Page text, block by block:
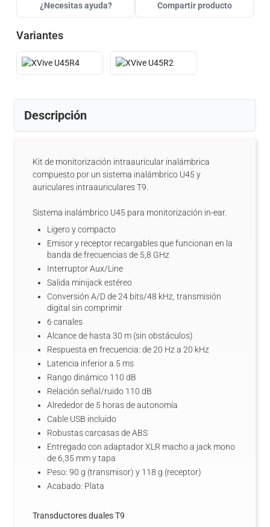
¿Necesitas ayuda? Compartir producto
Variantes
Descripción
Kit de monitorización intraauricular inalámbrica
compuesto por un sistema inalámbrico U45 y
auriculares intraauriculares T9.
Sistema inalámbrico U45 para monitorización in-ear.
Ligero y compacto
Emisor y receptor recargables que funcionan en la
banda de frecuencias de 5,8 GHz
Interruptor Aux/Line
Salida minijack estéreo
Conversión A/D de 24 bits/48 kHz, transmisión
digital sin comprimir
6 canales
Alcance de hasta 30 m (sin obstáculos)
Respuesta en frecuencia: de 20 Hz a 20 kHz
Latencia inferior a 5 ms
Rango dinámico 110 dB
Relación señal/ruido 110 dB
Alrededor de 5 horas de autonomía
Cable USB incluido
Robustas carcasas de ABS
Entregado con adaptador XLR macho a jack mono
de 6,35 mm y tapa
Peso: 90 g (transmisor) y 118 g (receptor)
Acabado: Plata
Transductores duales T9